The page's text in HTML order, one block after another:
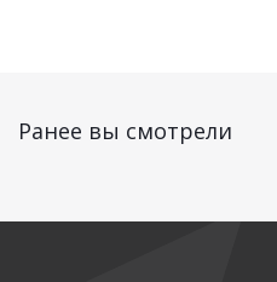
Ранее вы смотрели